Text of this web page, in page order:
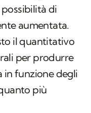
di
aumentata.
il quantitativo
per produrre
in funzione degli
più